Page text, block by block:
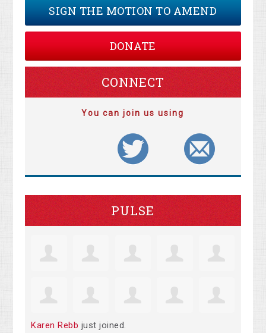
SIGN THE MOTION TO AMEND
DONATE
CONNECT
You can join us using
PULSE
Karen Rebb just joined.